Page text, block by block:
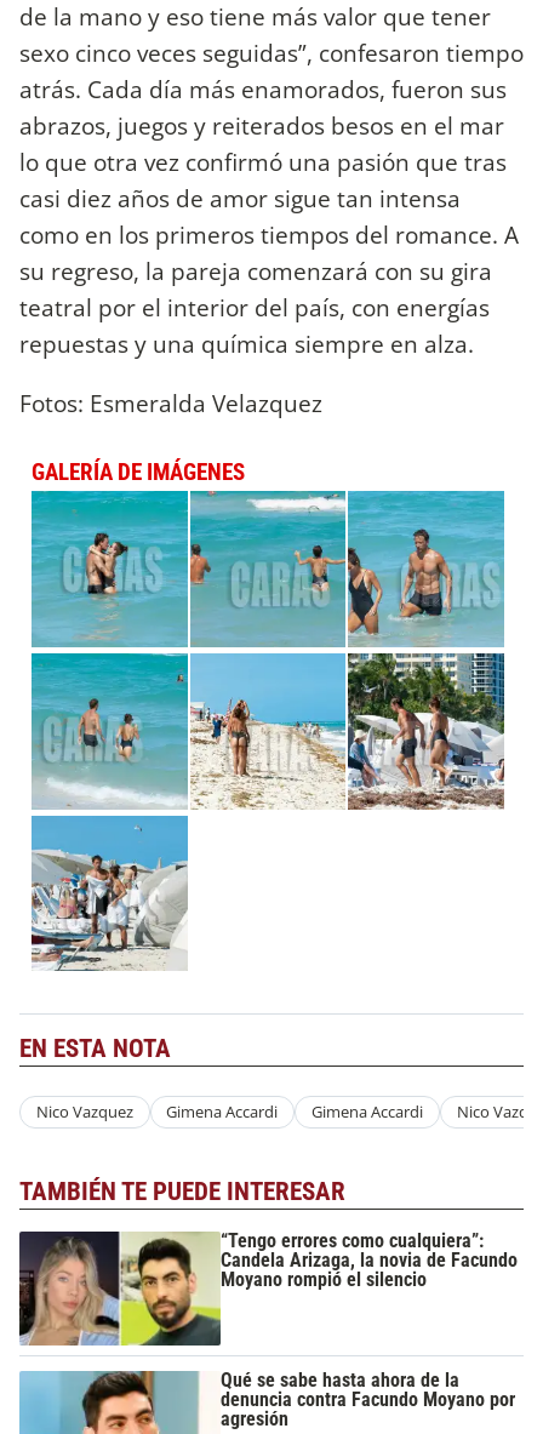
de la mano y eso tiene más valor que tener
sexo cinco veces seguidas”, confesaron tiempo
atrás. Cada día más enamorados, fueron sus
abrazos, juegos y reiterados besos en el mar
lo que otra vez confirmó una pasión que tras
casi diez años de amor sigue tan intensa
como en los primeros tiempos del romance. A
su regreso, la pareja comenzará con su gira
teatral por el interior del país, con energías
repuestas y una química siempre en alza.
Fotos: Esmeralda Velazquez
GALERÍA DE IMÁGENES
EN ESTA NOTA
Nico Vazquez Gimena Accardi Gimena Accardi Nico
TAMBIÉN TE PUEDE INTERESAR
“Tengo errores como cualquiera”:
Candela Arizaga, la novia de Facundo
Moyano rompió el silencio
Qué se sabe hasta ahora de la
denuncia contra Facundo Moyano por
agresión